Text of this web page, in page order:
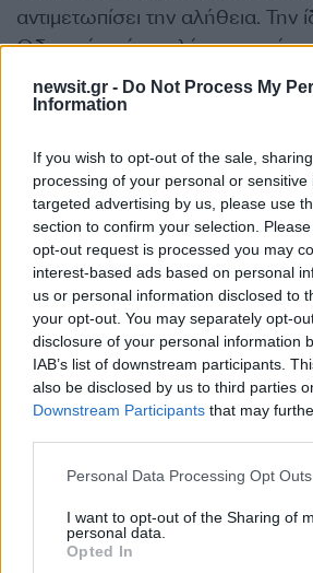
newsit.gr - Do Not Process My
Information
If you wish to opt-out of the sale,
processing of your personal or
targeted advertising by us, please use
section to confirm your selection.
opt-out request is processed you may
interest-based ads based on personal
us or personal information disclosed to
your opt-out. You may separately opt-
disclosure of your personal information
IAB’s list of downstream participants.
also be disclosed by us to third parties
Downstream Participants that may
Please note that this website/app uses
not limited to your visit or usage
grant or deny consent to Google and its
use your data for below specified
Personal Data Processing Opt Outs
I want to opt-out of the Sharing of
personal data.
Opted In
αντιμετωπίσει την αλήθεια. Την
Οδυσσέας έχει πλέον στα χέρια
που χρειάζεται. Στριμώχνει
είναι αποφασισμένος να βάλει
ΔΙΑΦΗΜΙΣΗ
Αν τα χάσατε